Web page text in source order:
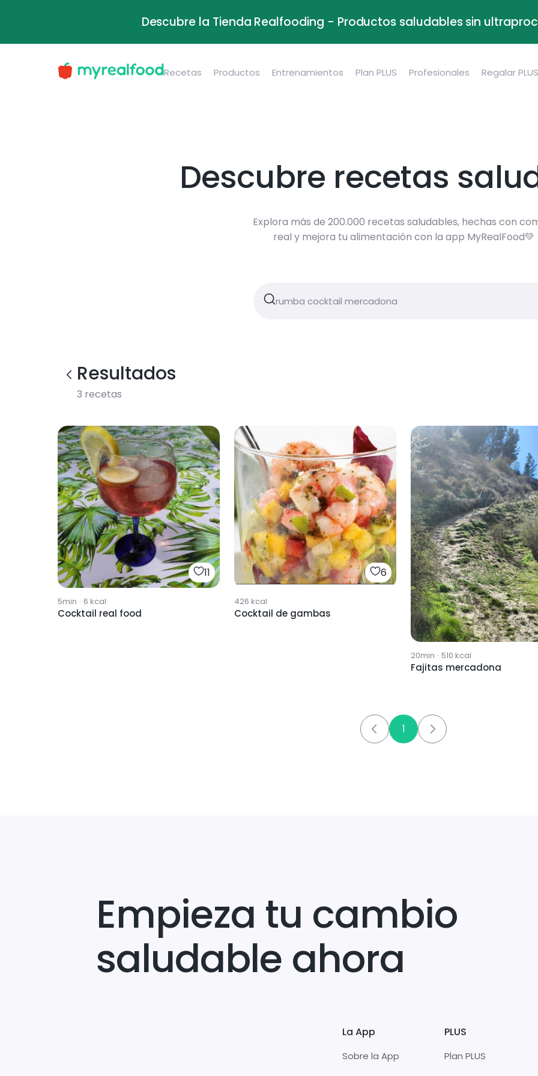
Descubre la Tienda Realfooding - Productos saludables sin
Recetas Productos Entrenamientos Plan PLUS Profesionales Regalar
Descubre recetas
Explora más de 200.000 recetas saludables, hechas con
real y mejora tu alimentación con la app MyRealFood💚
Resultados
3 recetas
11
5min · 6 kcal
Cocktail real food
6
426 kcal
Cocktail de gambas
20min · 510 kcal
Fajitas mercadona
1
Empieza tu cambio
saludable ahora
La App
Sobre la App
PLUS
Plan PLUS